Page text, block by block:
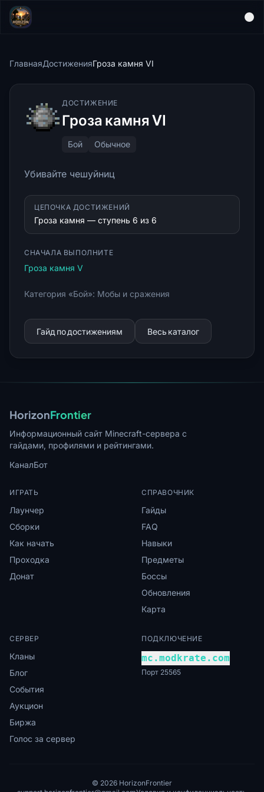
ГлавнаяДостиженияГроза камня VI
ДОСТИЖЕНИЕ
Гроза камня VI
Бой Обычное
Убивайте чешуйниц
ЦЕПОЧКА ДОСТИЖЕНИЙ
Гроза камня — ступень 6 из 6
СНАЧАЛА ВЫПОЛНИТЕ
Гроза камня V
Категория «Бой»: Мобы и сражения
Гайд по достижениям Весь каталог
HorizonFrontier
Информационный сайт Minecraft-сервера с
гайдами, профилями и рейтингами.
КаналБот
ИГРАТЬ
Лаунчер
Сборки
Как начать
Проходка
Донат
СПРАВОЧНИК
Гайды
FAQ
Навыки
Предметы
Боссы
Обновления
Карта
СЕРВЕР
Кланы
Блог
События
Аукцион
Биржа
Голос за сервер
ПОДКЛЮЧЕНИЕ
mc.modkrate.com
Порт 25565
© 2026 HorizonFrontier